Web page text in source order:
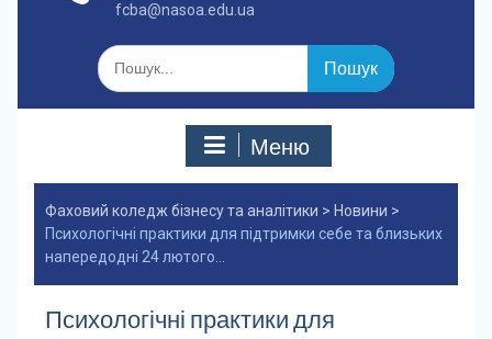
fcba@nasoa.edu.ua
Шукати:
Меню
Фаховий коледж бізнесу та аналітики > Новини >
Психологічні практики для підтримки себе та близьких
напередодні 24 лютого…
Психологічні практики для